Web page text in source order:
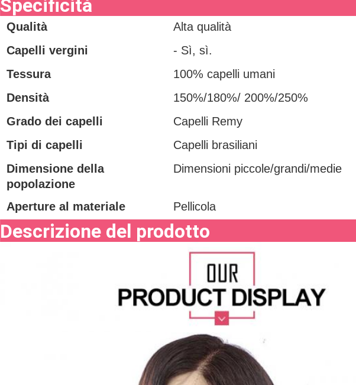
Specificità
Qualità
Alta qualità
Capelli vergini
- Sì, sì.
Tessura
100% capelli umani
Densità
150%/180%/ 200%/250%
Grado dei capelli
Capelli Remy
Tipi di capelli
Capelli brasiliani
Dimensione della
popolazione
Dimensioni piccole/grandi/medie
Aperture al materiale Pellicola
Descrizione del prodotto